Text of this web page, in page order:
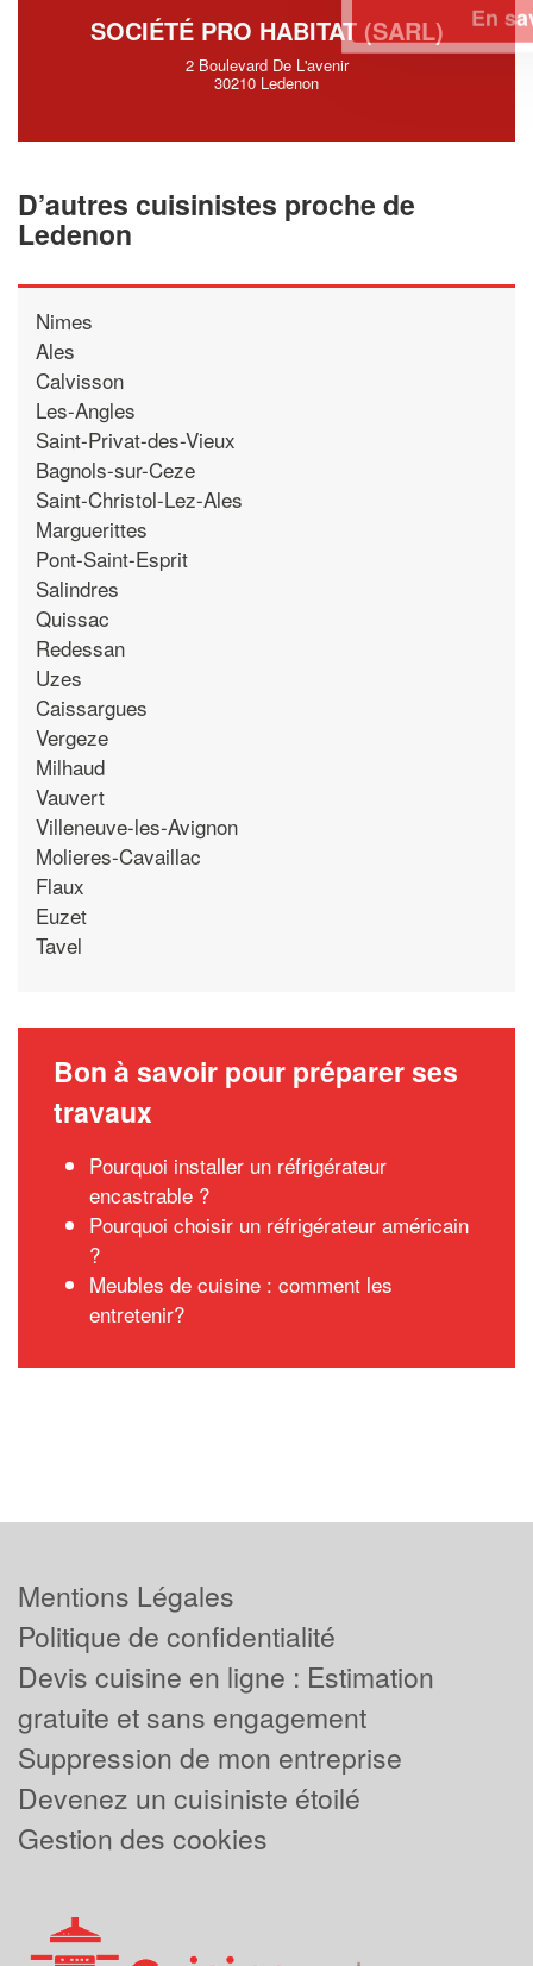
SOCIÉTÉ PRO HABITAT (SARL)
2 Boulevard De L'avenir
30210 Ledenon
D’autres cuisinistes proche de
Ledenon
Nimes
Ales
Calvisson
Les-Angles
Saint-Privat-des-Vieux
Bagnols-sur-Ceze
Saint-Christol-Lez-Ales
Marguerittes
Pont-Saint-Esprit
Salindres
Quissac
Redessan
Uzes
Caissargues
Vergeze
Milhaud
Vauvert
Villeneuve-les-Avignon
Molieres-Cavaillac
Flaux
Euzet
Tavel
Bon à savoir pour préparer ses
travaux
Pourquoi installer un réfrigérateur
encastrable ?
Pourquoi choisir un réfrigérateur américain
?
Meubles de cuisine : comment les
entretenir?
En savoir plus
Mentions Légales
Politique de confidentialité
Devis cuisine en ligne : Estimation
gratuite et sans engagement
Suppression de mon entreprise
Devenez un cuisiniste étoilé
Gestion des cookies